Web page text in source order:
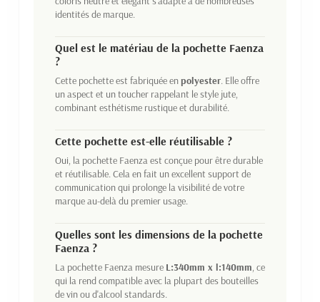
identités de marque.
Quel est le matériau de la pochette Faenza
?
Cette pochette est fabriquée enpolyester. Elle offre
un aspect et un toucher rappelant le style jute,
combinant esthétisme rustique et durabilité.
Cette pochette est-elle réutilisable ?
Oui, la pochette Faenza est conçue pour être durable
et réutilisable. Cela en fait un excellent support de
communication qui prolonge la visibilité de votre
marque au-delà du premier usage.
Quelles sont les dimensions de la pochette
Faenza ?
La pochette Faenza mesure L:340mm x l:140mm, ce
qui la rend compatible avec la plupart des bouteilles
de vin ou d'alcool standards.